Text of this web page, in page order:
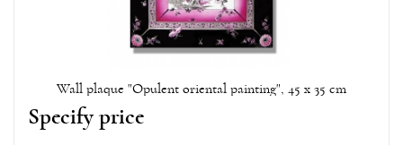
Wall plaque "Opulent oriental painting", 45 x 35 cm
Specify price